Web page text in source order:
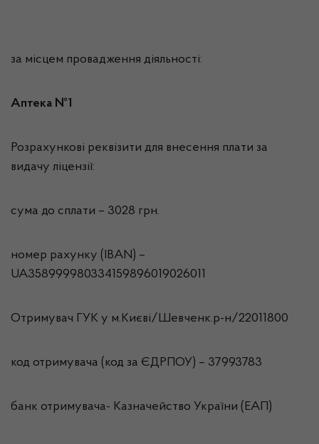
за місцем провадження діяльності:
Аптека №1
Розрахункові реквізити для внесення плати за
видачу ліцензії:
сума до сплати – 3028 грн.
номер рахунку (IBAN) –
UA358999980334159896019026011
Отримувач ГУК у м.Києві/Шевченк.р-н/22011800
код отримувача (код за ЄДРПОУ) – 37993783
банк отримувача- Казначейство України (ЕАП)